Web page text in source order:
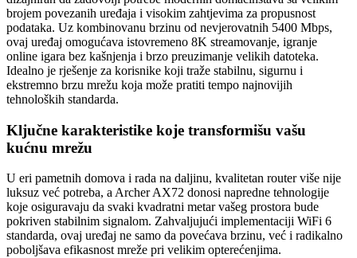
brojem povezanih uređaja i visokim zahtjevima za propusnost
podataka. Uz kombinovanu brzinu od nevjerovatnih 5400 Mbps,
ovaj uređaj omogućava istovremeno 8K streamovanje, igranje
online igara bez kašnjenja i brzo preuzimanje velikih datoteka.
Idealno je rješenje za korisnike koji traže stabilnu, sigurnu i
ekstremno brzu mrežu koja može pratiti tempo najnovijih
tehnoloških standarda.
Ključne karakteristike koje transformišu vašu
kućnu mrežu
U eri pametnih domova i rada na daljinu, kvalitetan router više nije
luksuz već potreba, a Archer AX72 donosi napredne tehnologije
koje osiguravaju da svaki kvadratni metar vašeg prostora bude
pokriven stabilnim signalom. Zahvaljujući implementaciji WiFi 6
standarda, ovaj uređaj ne samo da povećava brzinu, već i radikalno
poboljšava efikasnost mreže pri velikim opterećenjima.